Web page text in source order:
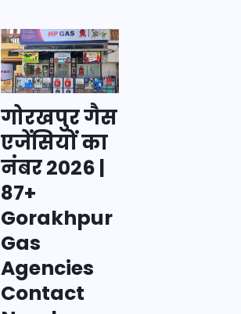
गोरखपुर गैस
एजेंसियों का
नंबर 2026 |
87+
Gorakhpur
Gas
Agencies
Contact